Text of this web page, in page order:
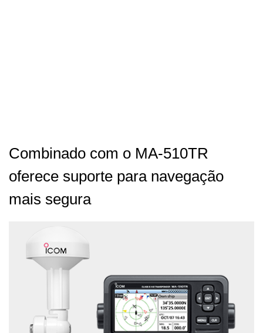
Combinado com o MA-510TR
oferece suporte para navegação
mais segura